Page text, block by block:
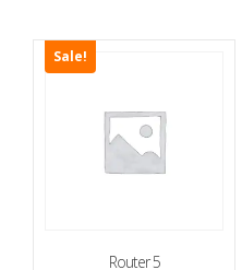
Sale!
Router 5